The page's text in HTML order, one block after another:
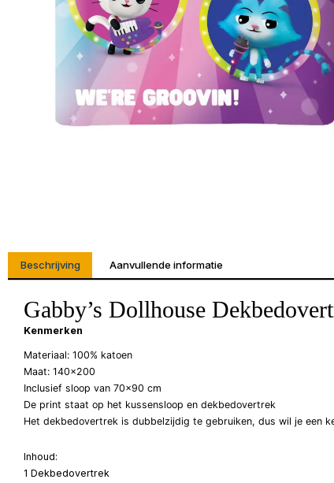
Beschrijving Aanvullende informatie
Gabby’s Dollhouse
Kenmerken
Materiaal: 100% katoen
Maat: 140×200
Inclusief sloop van 70×90 cm
De print staat op het kussensloop en dekbedovertrek
Het dekbedovertrek is dubbelzijdig te gebruiken, dus wil je een
Inhoud:
1 Dekbedovertrek